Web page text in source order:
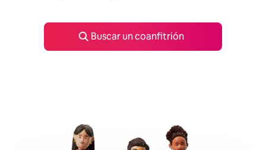
Buscar un coanfitrión